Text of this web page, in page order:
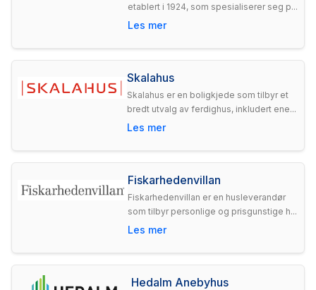
etablert i 1924, som spesialiserer seg p...
Les mer
Skalahus
Skalahus er en boligkjede som tilbyr et
bredt utvalg av ferdighus, inkludert ene...
Les mer
Fiskarhedenvillan
Fiskarhedenvillan er en husleverandør
som tilbyr personlige og prisgunstige h...
Les mer
Hedalm Anebyhus